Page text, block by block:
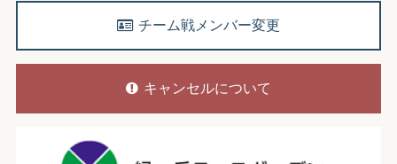
チーム戦メンバー変更
キャンセルについて